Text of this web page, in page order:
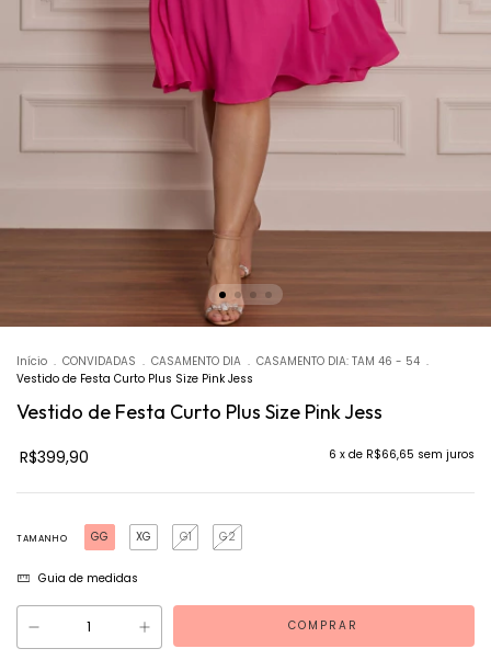
Início . CONVIDADAS . CASAMENTO DIA . CASAMENTO DIA: TAM 46 - 54 .
Vestido de Festa Curto Plus Size Pink Jess
Vestido de Festa Curto Plus Size Pink Jess
R$399,90 6 x de R$66,65 sem juros
TAMANHO GG XG G1 G2
Guia de medidas